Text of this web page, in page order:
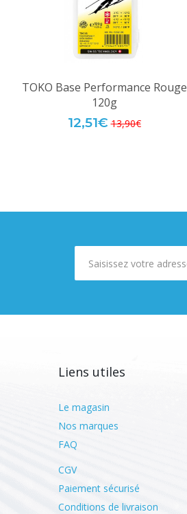
TOKO Base Performance Rouge
120g
12,51€ 13,90€
Liens utiles
Le magasin
Nos marques
FAQ
CGV
Paiement sécurisé
Conditions de livraison